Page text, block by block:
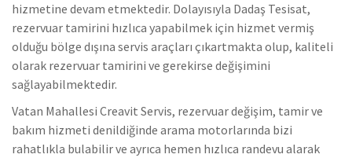
hizmetine devam etmektedir. Dolayısıyla Dadaş Tesisat,
rezervuar tamirini hızlıca yapabilmek için hizmet vermiş
olduğu bölge dışına servis araçları çıkartmakta olup, kaliteli
olarak rezervuar tamirini ve gerekirse değişimini
sağlayabilmektedir.
Vatan Mahallesi Creavit Servis, rezervuar değişim, tamir ve
bakım hizmeti denildiğinde arama motorlarında bizi
rahatlıkla bulabilir ve ayrıca hemen hızlıca randevu alarak